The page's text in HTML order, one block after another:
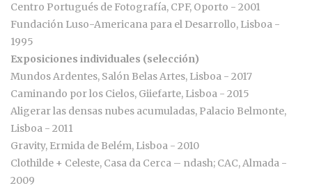
Centro Portugués de Fotografía, CPF, Oporto - 2001
Fundación Luso-Americana para el Desarrollo, Lisboa -
1995
Exposiciones individuales (selección)
Mundos Ardentes, Salón Belas Artes, Lisboa - 2017
Caminando por los Cielos, Giiefarte, Lisboa - 2015
Aligerar las densas nubes acumuladas, Palacio Belmonte,
Lisboa - 2011
Gravity, Ermida de Belém, Lisboa - 2010
Clothilde + Celeste, Casa da Cerca – ndash; CAC, Almada -
2009